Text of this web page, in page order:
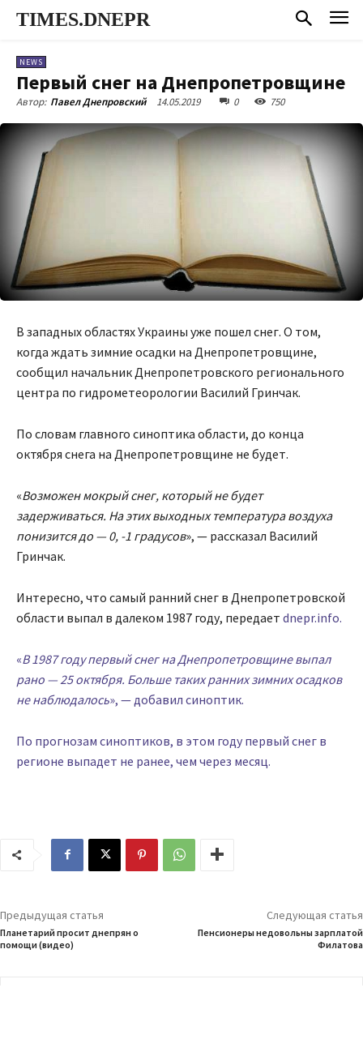
TIMES.DNEPR
NEWS
Первый снег на Днепропетровщине
Автор: Павел Днепровский 14.05.2019 0 750
В западных областях Украины уже пошел снег. О том,
когда ждать зимние осадки на Днепропетровщине,
сообщил начальник Днепропетровского регионального
центра по гидрометеорологии Василий Гринчак.
По словам главного синоптика области, до конца
октября снега на Днепропетровщине не будет.
«Возможен мокрый снег, который не будет
задерживаться. На этих выходных температура воздуха
понизится до — 0, -1 градусов», — рассказал Василий
Гринчак.
Интересно, что самый ранний снег в Днепропетровской
области выпал в далеком 1987 году, передает dnepr.info.
«В 1987 году первый снег на Днепропетровщине выпал
рано — 25 октября. Больше таких ранних зимних осадков
не наблюдалось», — добавил синоптик.
По прогнозам синоптиков, в этом году первый снег в
регионе выпадет не ранее, чем через месяц.
Предыдущая статья
Планетарий просит днепрян о
помощи (видео)
Следующая статья
Пенсионеры недовольны зарплатой
Филатова